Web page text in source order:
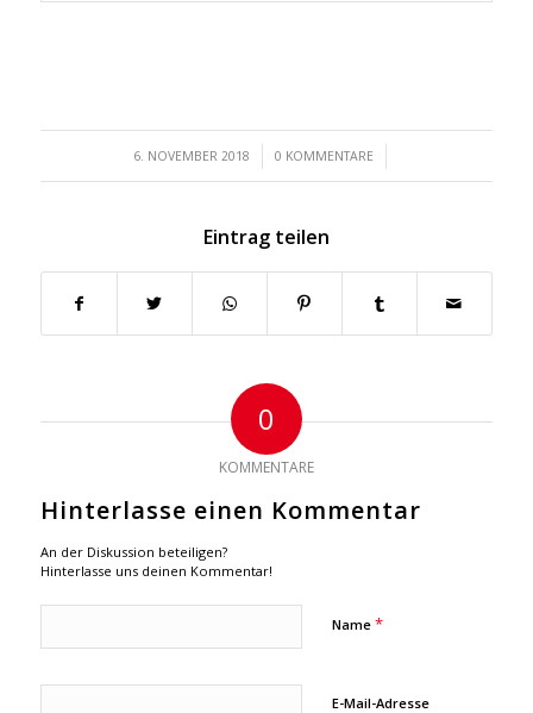
6. NOVEMBER 2018
/ 0 KOMMENTARE
/
Eintrag teilen
0
KOMMENTARE
Hinterlasse einen Kommentar
An der Diskussion beteiligen?
Hinterlasse uns deinen Kommentar!
Name *
E-Mail-Adresse